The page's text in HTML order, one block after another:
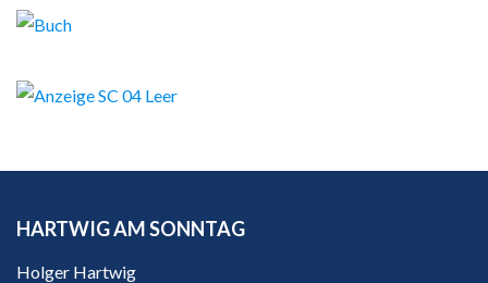
HARTWIG AM SONNTAG
Holger Hartwig